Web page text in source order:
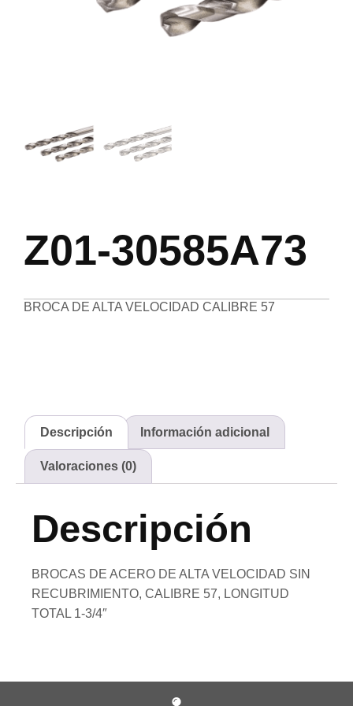
Z01-30585A73
BROCA DE ALTA VELOCIDAD CALIBRE 57
Descripción Información adicional
Valoraciones (0)
Descripción
BROCAS DE ACERO DE ALTA VELOCIDAD SIN
RECUBRIMIENTO, CALIBRE 57, LONGITUD
TOTAL 1-3/4″